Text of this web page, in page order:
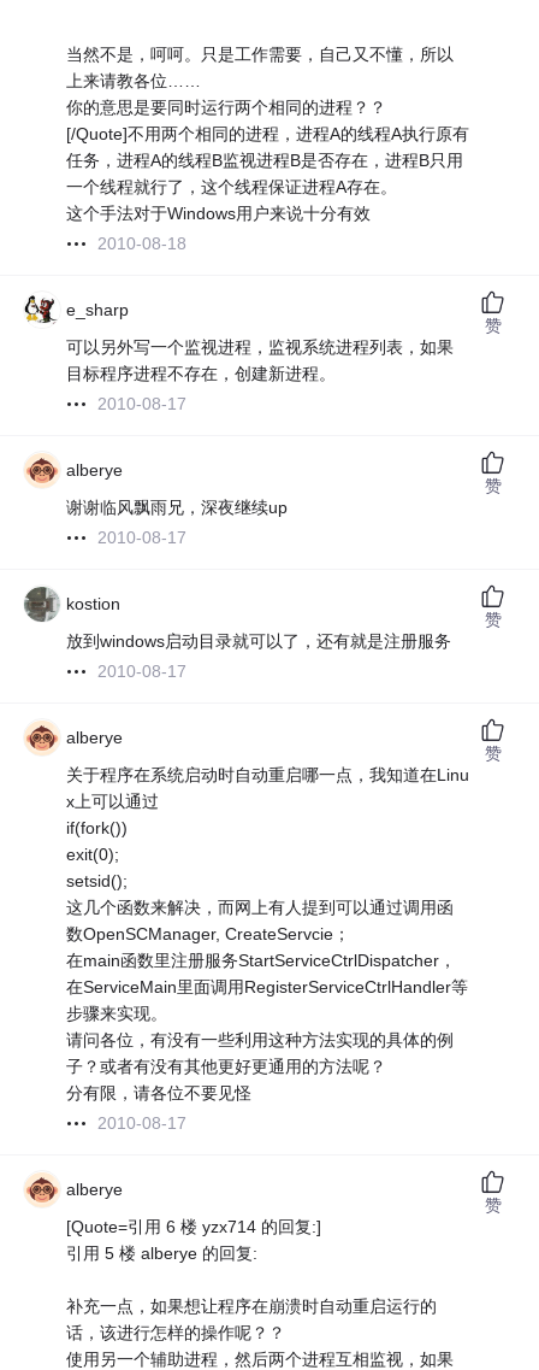
当然不是，呵呵。只是工作需要，自己又不懂，所以
上来请教各位……
你的意思是要同时运行两个相同的进程？？
[/Quote]不用两个相同的进程，进程A的线程A执行原有
任务，进程A的线程B监视进程B是否存在，进程B只用
一个线程就行了，这个线程保证进程A存在。
这个手法对于Windows用户来说十分有效
2010-08-18
e_sharp
可以另外写一个监视进程，监视系统进程列表，如果
目标程序进程不存在，创建新进程。
2010-08-17
赞
alberye
谢谢临风飘雨兄，深夜继续up
2010-08-17
赞
kostion
放到windows启动目录就可以了，还有就是注册服务
2010-08-17
赞
alberye
关于程序在系统启动时自动重启哪一点，我知道在Linu
x上可以通过
if(fork())
exit(0);
setsid();
这几个函数来解决，而网上有人提到可以通过调用函
数OpenSCManager, CreateServcie；
在main函数里注册服务StartServiceCtrlDispatcher，
在ServiceMain里面调用RegisterServiceCtrlHandler等
步骤来实现。
请问各位，有没有一些利用这种方法实现的具体的例
子？或者有没有其他更好更通用的方法呢？
分有限，请各位不要见怪
2010-08-17
赞
alberye
[Quote=引用 6 楼 yzx714 的回复:]
引用 5 楼 alberye 的回复:
补充一点，如果想让程序在崩溃时自动重启运行的
话，该进行怎样的操作呢？？
使用另一个辅助进程，然后两个进程互相监视，如果
赞